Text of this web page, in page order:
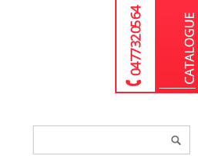
04 77 32 05 64